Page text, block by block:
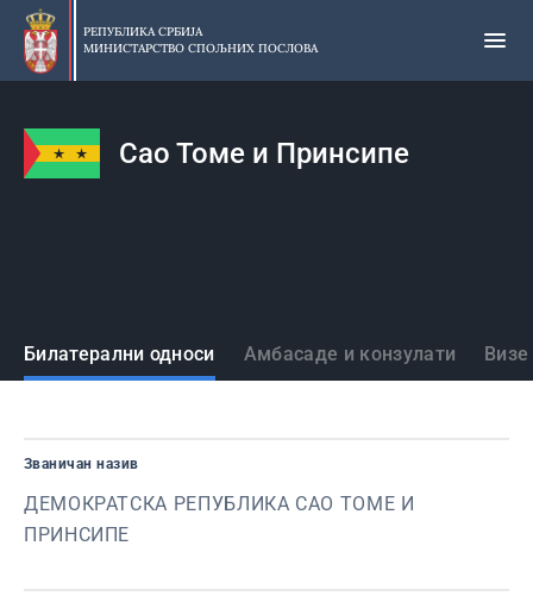
Прескочи
главни
део
РЕПУБЛИКА СРБИЈА
МИНИСТАРСТВО СПОЉНИХ ПОСЛОВА
Сао Томе и Принсипе
Државе
Билатерални односи Амбасаде и конзулати
Званичан назив
ДЕМОКРАТСКА РЕПУБЛИКА САО ТОМЕ И
ПРИНСИПЕ